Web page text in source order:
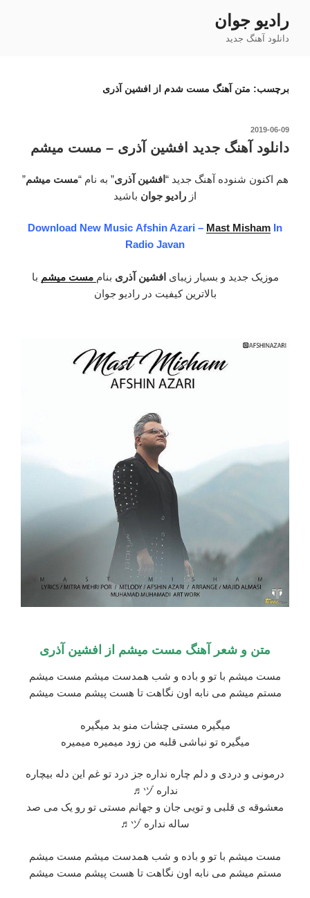
محتوا
رادیو جوان
دانلود آهنگ جدید
برچسب: متن آهنگ مست شدم از افشین آذری
نوشته‌شده
2019-06-09
دانلود آهنگ جدید افشین آذری – مست میشم
هم اکنون شنوده آهنگ جدید “ افشین آذری” به نام “مست میشم”
از رادیو جوان باشید
Download New Music Afshin Azari – Mast Misham In
Radio Javan
موزیک جدید و بسیار زیبای افشین آذری بنام مست میشم با
بالاترین کیفیت در رادیو جوان
متن و شعر آهنگ مست میشم از افشین آذری
مست میشم با تو و باده و شب همدست میشم مست میشم
مستم میشم می نابه اون نگاهت تا هست پیشم مست میشم
میگیره مستی چشات منو بد میگیره
میگیره تو نباشی قلبه من زود میمیره میمیره
درمونی و دردی و دلم چاره نداره جز درد تو غم این دله بیچاره
نداره ヅ♬
معشوقه ی قلبی و تویی جان و جهانم مستی تو رو یک می صد
ساله نداره ヅ♬
مست میشم با تو و باده و شب همدست میشم مست میشم
مستم میشم می نابه اون نگاهت تا هست پیشم مست میشم